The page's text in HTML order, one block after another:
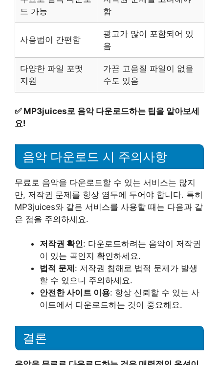
드 가능
함
사용법이 간편함
광고가 많이 포함되어 있
음
다양한 파일 포맷
지원
가끔 고음질 파일이 없을
수도 있음
✅ MP3juices로 음악 다운로드하는 팁을 알아보세
요!
음악 다운로드 시 주의사항
무료로 음악을 다운로드할 수 있는 서비스는 많지
만, 저작권 문제를 항상 염두에 두어야 합니다. 특히
MP3juices와 같은 서비스를 사용할 때는 다음과 같
은 점을 주의하세요.
저작권 확인: 다운로드하려는 음악이 저작권
이 있는 곡인지 확인하세요.
법적 문제 : 저작권 침해로 법적 문제가 발생
할 수 있으니 주의하세요.
안전한 사이트 이용: 항상 신뢰할 수 있는 사
이트에서 다운로드하는 것이 중요해요.
결론